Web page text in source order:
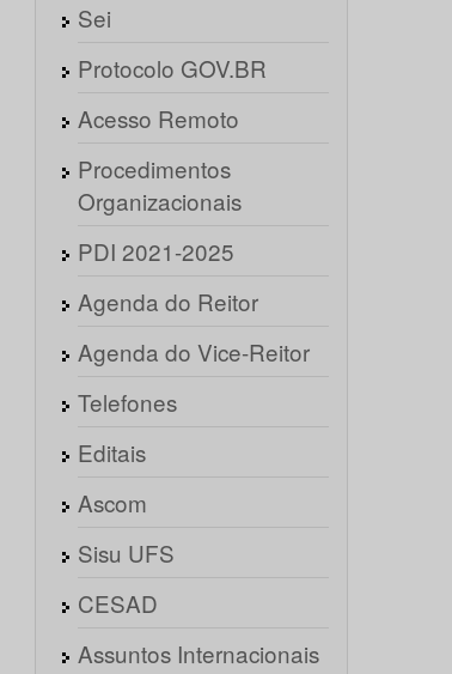
Sei
Protocolo GOV.BR
Acesso Remoto
Procedimentos
Organizacionais
PDI 2021-2025
Agenda do Reitor
Agenda do Vice-Reitor
Telefones
Editais
Ascom
Sisu UFS
CESAD
Assuntos Internacionais